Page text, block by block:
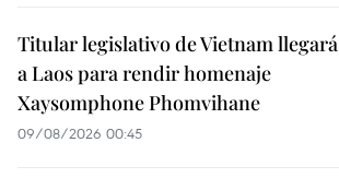
Titular legislativo de Vietnam llegará
a Laos para rendir homenaje
Xaysomphone Phomvihane
09/08/2026 00:45